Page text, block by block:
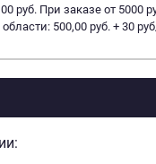
руб. При заказе от 5000
500,00 руб. + 30